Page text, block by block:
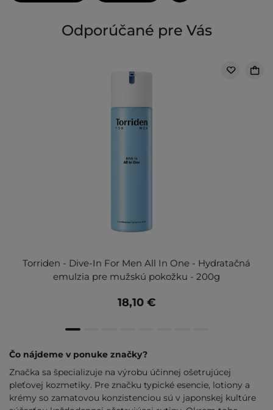
Odporúčané pre Vás
Torriden - Dive-In For Men All In One - Hydratačná
emulzia pre mužskú pokožku - 200g
18,10 €
Čo nájdeme v ponuke značky?
Značka sa špecializuje na výrobu účinnej ošetrujúcej
pleťovej kozmetiky. Pre značku typické esencie, lotiony a
krémy so zamatovou konzistenciou sú v japonskej kultúre